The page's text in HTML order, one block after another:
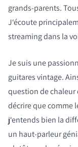
grands-parents.
J‘écoute
streaming dans la
Je suis une
guitares vintage.
question de chaleur
décrire que comme
j‘entends bien la
un haut-parleur